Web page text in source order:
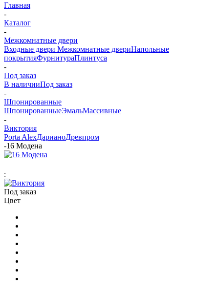
Главная
-
Каталог
-
Межкомнатные двери
Входные двери Межкомнатные двериНапольные
покрытияФурнитураПлинтуса
-
Под заказ
В наличииПод заказ
-
Шпонированные
ШпонированныеЭмальМассивные
-
Виктория
Porta AlexДарианоДревпром
-16 Модена
:
Под заказ
Цвет